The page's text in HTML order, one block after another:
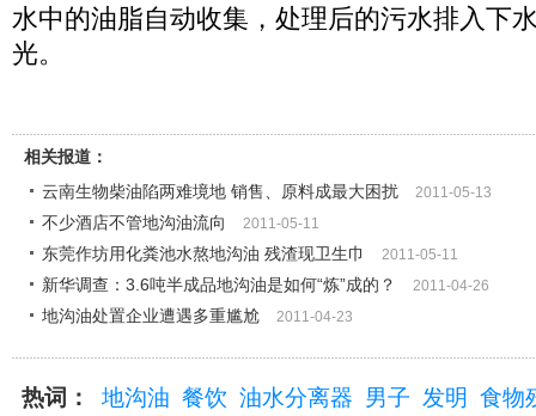
水中的油脂自动收集，处理后的污水排入下
光。
相关报道：
云南生物柴油陷两难境地 销售、原料成最大困扰
2011-05-13
不少酒店不管地沟油流向 2011-05-11
东莞作坊用化粪池水熬地沟油 残渣现卫生巾 2011-05-11
新华调查：3.6吨半成品地沟油是如何“炼”成的？ 2011-04-26
地沟油处置企业遭遇多重尴尬 2011-04-23
热词： 地沟油 餐饮 油水分离器 男子 发明
食物